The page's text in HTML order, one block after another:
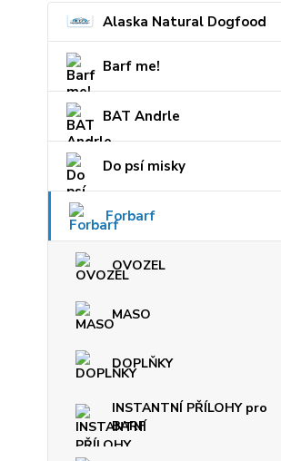
Alaska Natural Dogfood
Barf me!
BAT Andrle
Do psí misky
Forbarf
OVOZEL
MASO
DOPLŇKY
INSTANTNÍ PŘÍLOHY pro
BARF